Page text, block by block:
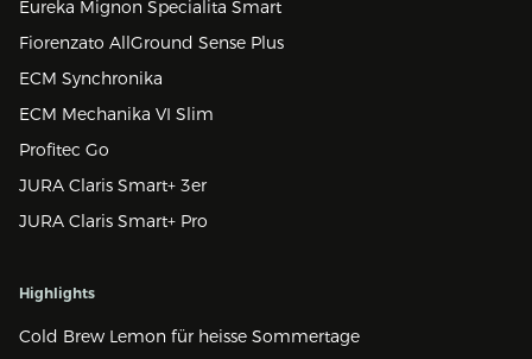
Eureka Mignon Specialita Smart
Fiorenzato AllGround Sense Plus
ECM Synchronika
ECM Mechanika VI Slim
Profitec Go
JURA Claris Smart+ 3er
JURA Claris Smart+ Pro
Highlights
Cold Brew Lemon für heisse Sommertage